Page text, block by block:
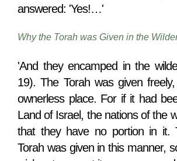
answered: 'Yes!…'
Why the Torah was Given in the
'And they encamped in the
19). The Torah was given
ownerless place. For if it had
Land of Israel, the nations of the
that they have no portion in it.
Torah was given in this manner,